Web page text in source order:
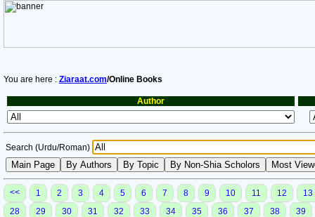
You are here : Ziaraat.com/Online Books
Author
Search (Urdu/Roman)
<< 1 2 3 4 5 6 7 8 9 10 11 12
13
28
29 30 31 32 33 34 35 36 37 38
39